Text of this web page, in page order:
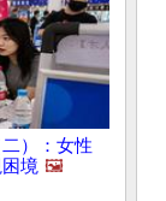
）：女性
境 🖼️